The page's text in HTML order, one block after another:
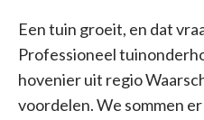
Een tuin groeit, en dat
Professioneel
hovenier uit regio
voordelen. We sommen